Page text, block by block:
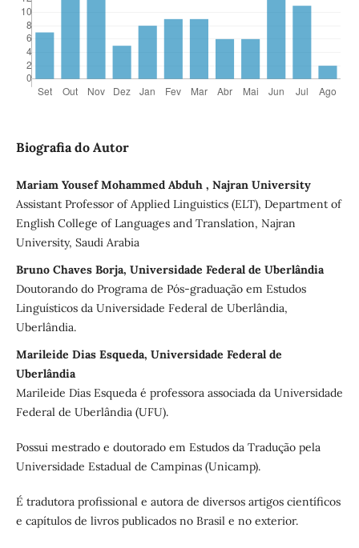
Biografia do Autor
Mariam Yousef Mohammed Abduh , Najran University
Assistant Professor of Applied Linguistics (ELT), Department of
English College of Languages and Translation, Najran
University, Saudi Arabia
Bruno Chaves Borja, Universidade Federal de Uberlândia
Doutorando do Programa de Pós-graduação em Estudos
Linguísticos da Universidade Federal de Uberlândia,
Uberlândia.
Marileide Dias Esqueda, Universidade Federal de
Uberlândia
Marileide Dias Esqueda é professora associada da Universidade
Federal de Uberlândia (UFU).
Possui mestrado e doutorado em Estudos da Tradução pela
Universidade Estadual de Campinas (Unicamp).
É tradutora profissional e autora de diversos artigos científicos
e capítulos de livros publicados no Brasil e no exterior.